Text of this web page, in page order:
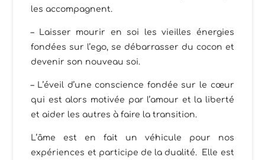
les accompagnent.
– Laisser mourir en soi les vieilles énergies
fondées sur l’ego, se débarrasser du cocon et
devenir son nouveau soi.
– L’éveil d’une conscience fondée sur le cœur
qui est alors motivée par l’amour et la liberté
et aider les autres à faire la transition.
L’âme est en fait un véhicule pour nos
expériences et participe de la dualité. Elle est